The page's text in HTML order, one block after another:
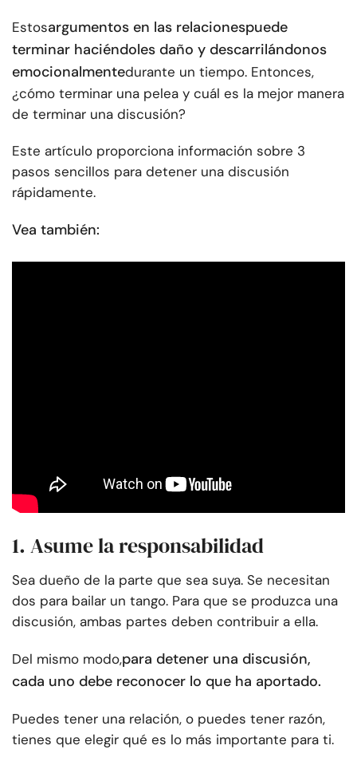
Estosargumentos en las relacionespuede
terminar haciéndoles daño y descarrilándonos
emocionalmentedurante un tiempo. Entonces,
¿cómo terminar una pelea y cuál es la mejor manera
de terminar una discusión?
Este artículo proporciona información sobre 3
pasos sencillos para detener una discusión
rápidamente.
Vea también:
1. Asume la responsabilidad
Sea dueño de la parte que sea suya. Se necesitan
dos para bailar un tango. Para que se produzca una
discusión, ambas partes deben contribuir a ella.
Del mismo modo,para detener una discusión,
cada uno debe reconocer lo que ha aportado.
Puedes tener una relación, o puedes tener razón,
tienes que elegir qué es lo más importante para ti.